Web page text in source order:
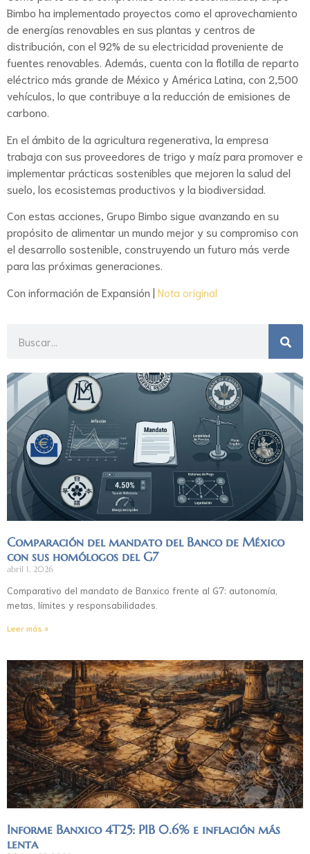
Bimbo ha implementado proyectos como el aprovechamiento
de energías renovables en sus plantas y centros de
distribución, con el 92% de su electricidad proveniente de
fuentes renovables. Además, cuenta con la flotilla de reparto
eléctrico más grande de México y América Latina, con 2,500
vehículos, lo que contribuye a la reducción de emisiones de
carbono.
En el ámbito de la agricultura regenerativa, la empresa
trabaja con sus proveedores de trigo y maíz para promover e
implementar prácticas sostenibles que mejoren la salud del
suelo, los ecosistemas productivos y la biodiversidad.
Con estas acciones, Grupo Bimbo sigue avanzando en su
propósito de alimentar un mundo mejor y su compromiso con
el desarrollo sostenible, construyendo un futuro más verde
para las próximas generaciones.
Con información de Expansión | Nota original
Comparación del mandato del Banco de México
con sus homólogos del G7
abril 1, 2026
Comparativo del mandato de Banxico frente al G7: autonomía,
metas, límites y responsabilidades.
Leer más »
Informe Banxico 4T25: PIB 0.6% e inflación más
lenta